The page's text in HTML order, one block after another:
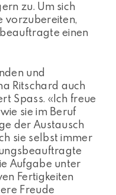
zu. Um sich
vorzubereiten,
einen
und
Ritschard auch
Spass. «Ich freue
sie im Beruf
der Austausch
sie selbst immer
Aufgabe unter
Fertigkeiten
Freude